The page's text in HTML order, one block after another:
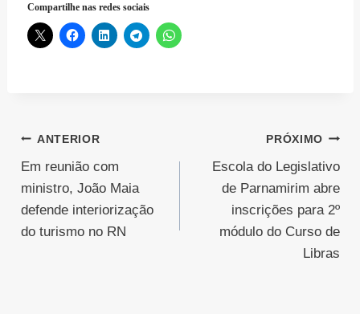
Compartilhe nas redes sociais
Navegação
de
Post
ANTERIOR
Em reunião com
ministro, João Maia
defende interiorização
do turismo no RN
PRÓXIMO
Escola do Legislativo
de Parnamirim abre
inscrições para 2º
módulo do Curso de
Libras